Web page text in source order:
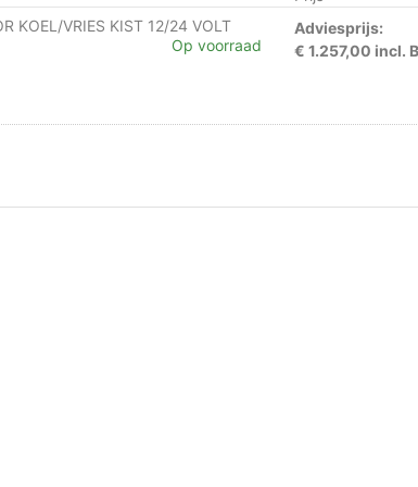
KOEL/VRIES KIST 12/24 VOLT
Op voorraad
Adviesprijs:
€ 1.257,00 incl.